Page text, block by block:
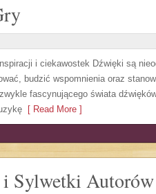
i ciekawostek Dźwięki są
budzić wspomnienia oraz
fascynującego świata
[ Read More ]
Sylwetki Autorów